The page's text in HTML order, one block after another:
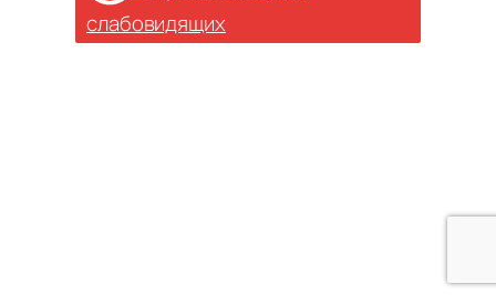
слабовидящих